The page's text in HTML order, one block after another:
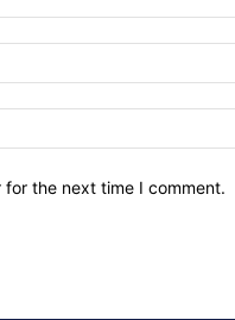
the next time I comment.